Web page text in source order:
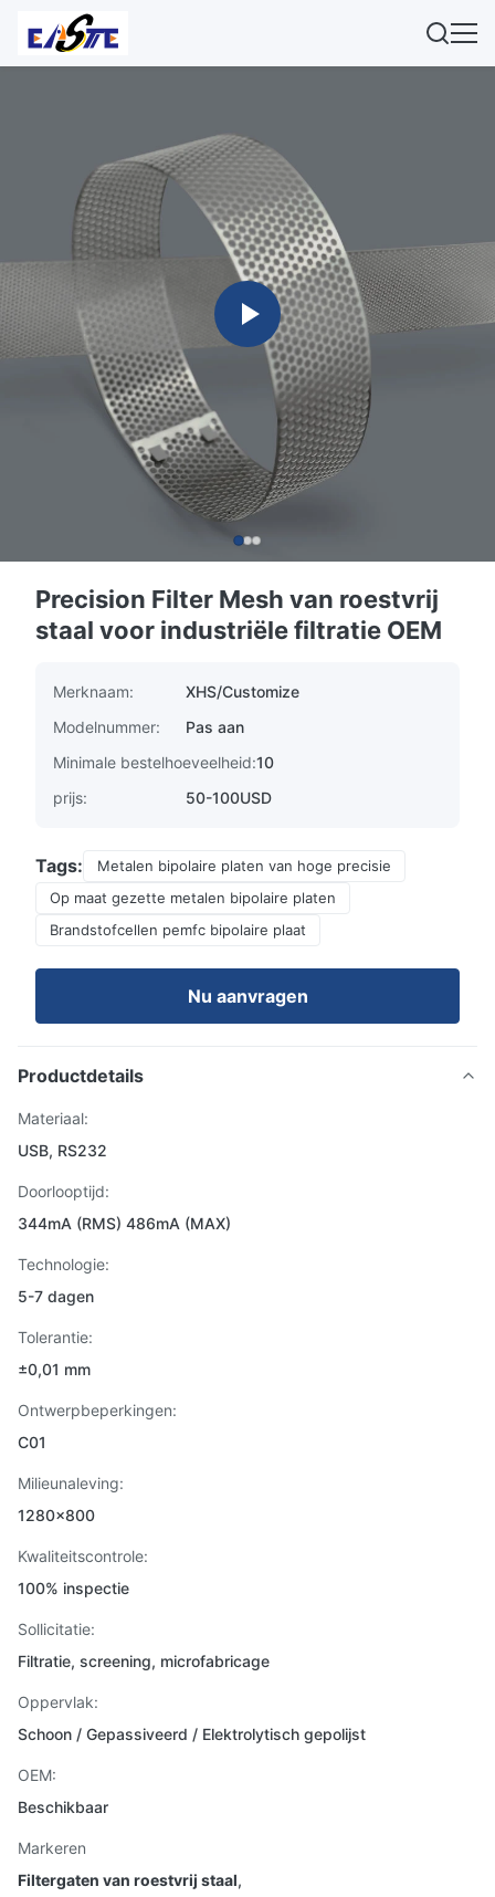
Precision Filter Mesh van roestvrij
staal voor industriële filtratie OEM
Merknaam:
XHS/Customize
Modelnummer:
Pas aan
Minimale bestelhoeveelheid:10
prijs:
50-100USD
Tags:
Metalen bipolaire platen van hoge precisie
Op maat gezette metalen bipolaire platen
Brandstofcellen pemfc bipolaire plaat
Nu aanvragen
Productdetails
Materiaal:
USB, RS232
Doorlooptijd:
344mA (RMS) 486mA (MAX)
Technologie:
5-7 dagen
Tolerantie:
±0,01 mm
Ontwerpbeperkingen:
C01
Milieunaleving:
1280x800
Kwaliteitscontrole:
100% inspectie
Sollicitatie:
Filtratie, screening, microfabricage
Oppervlak:
Schoon / Gepassiveerd / Elektrolytisch gepolijst
OEM:
Beschikbaar
Markeren
Filtergaten van roestvrij staal,